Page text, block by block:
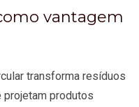
vantagem
transforma resíduos
projetam produtos